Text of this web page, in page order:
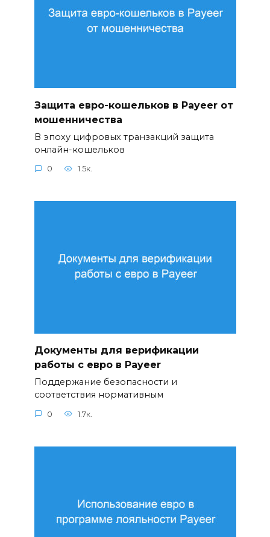
Защита евро-кошельков в Payeer от
мошенничества
В эпоху цифровых транзакций защита
онлайн-кошельков
0 1.5к.
Документы для верификации
работы с евро в Payeer
Поддержание безопасности и
соответствия нормативным
0 1.7к.